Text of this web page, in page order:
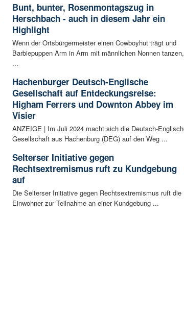
Bunt, bunter, Rosenmontagszug in
Herschbach - auch in diesem Jahr ein
Highlight
Wenn der Ortsbürgermeister einen Cowboyhut trägt und
Barbiepuppen Arm in Arm mit männlichen Nonnen tanzen,
...
Hachenburger Deutsch-Englische
Gesellschaft auf Entdeckungsreise:
Higham Ferrers und Downton Abbey im
Visier
ANZEIGE | Im Juli 2024 macht sich die Deutsch-
Gesellschaft aus Hachenburg (DEG) auf den Weg ...
Selterser Initiative gegen
Rechtsextremismus ruft zu Kundgebung
auf
Die Selterser Initiative gegen Rechtsextremismus ruft die
Einwohner zur Teilnahme an einer Kundgebung ...